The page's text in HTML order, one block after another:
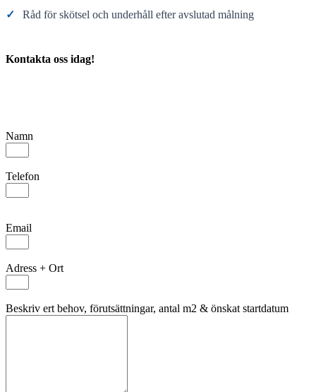
✓ Råd för skötsel och underhåll efter avslutad målning
Kontakta oss idag!
Namn
Telefon
Email
Adress + Ort
Beskriv ert behov, förutsättningar, antal m2 & önskat startdatum